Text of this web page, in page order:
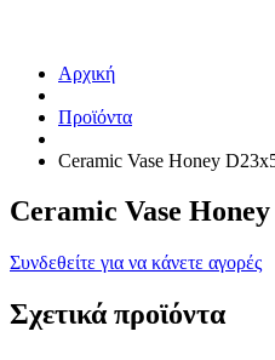
Αρχική
Προϊόντα
Ceramic Vase Honey
Ceramic Vase
Συνδεθείτε για να κάνετε αγορές
Σχετικά προϊόντα